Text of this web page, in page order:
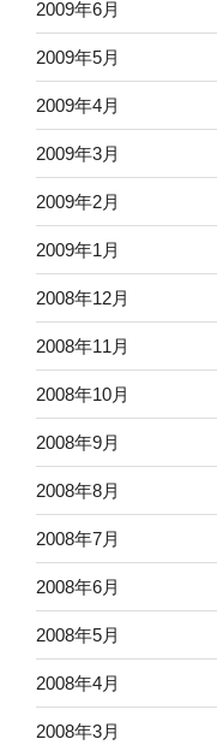
2009年6月
2009年5月
2009年4月
2009年3月
2009年2月
2009年1月
2008年12月
2008年11月
2008年10月
2008年9月
2008年8月
2008年7月
2008年6月
2008年5月
2008年4月
2008年3月